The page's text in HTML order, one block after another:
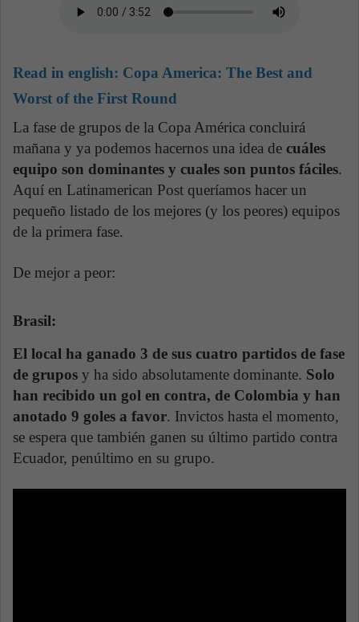
Read in english: Copa America: The Best and
Worst of the First Round
La fase de grupos de la Copa América concluirá
mañana y ya podemos hacernos una idea de cuáles
equipo son dominantes y cuales son puntos fáciles.
Aquí en Latinamerican Post queríamos hacer un
pequeño listado de los mejores (y los peores) equipos
de la primera fase.
De mejor a peor:
Brasil:
El local ha ganado 3 de sus cuatro partidos de fase
de grupos y ha sido absolutamente dominante. Solo
han recibido un gol en contra, de Colombia y han
anotado 9 goles a favor. Invictos hasta el momento,
se espera que también ganen su último partido contra
Ecuador, penúltimo en su grupo.